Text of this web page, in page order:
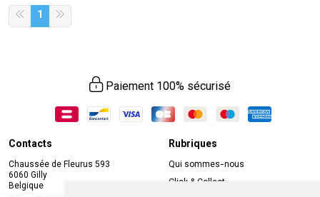
1
Paiement 100% sécurisé
Contacts
Chaussée de Fleurus 593
6060 Gilly
Belgique
Rubriques
Qui sommes-nous
Click & Collect